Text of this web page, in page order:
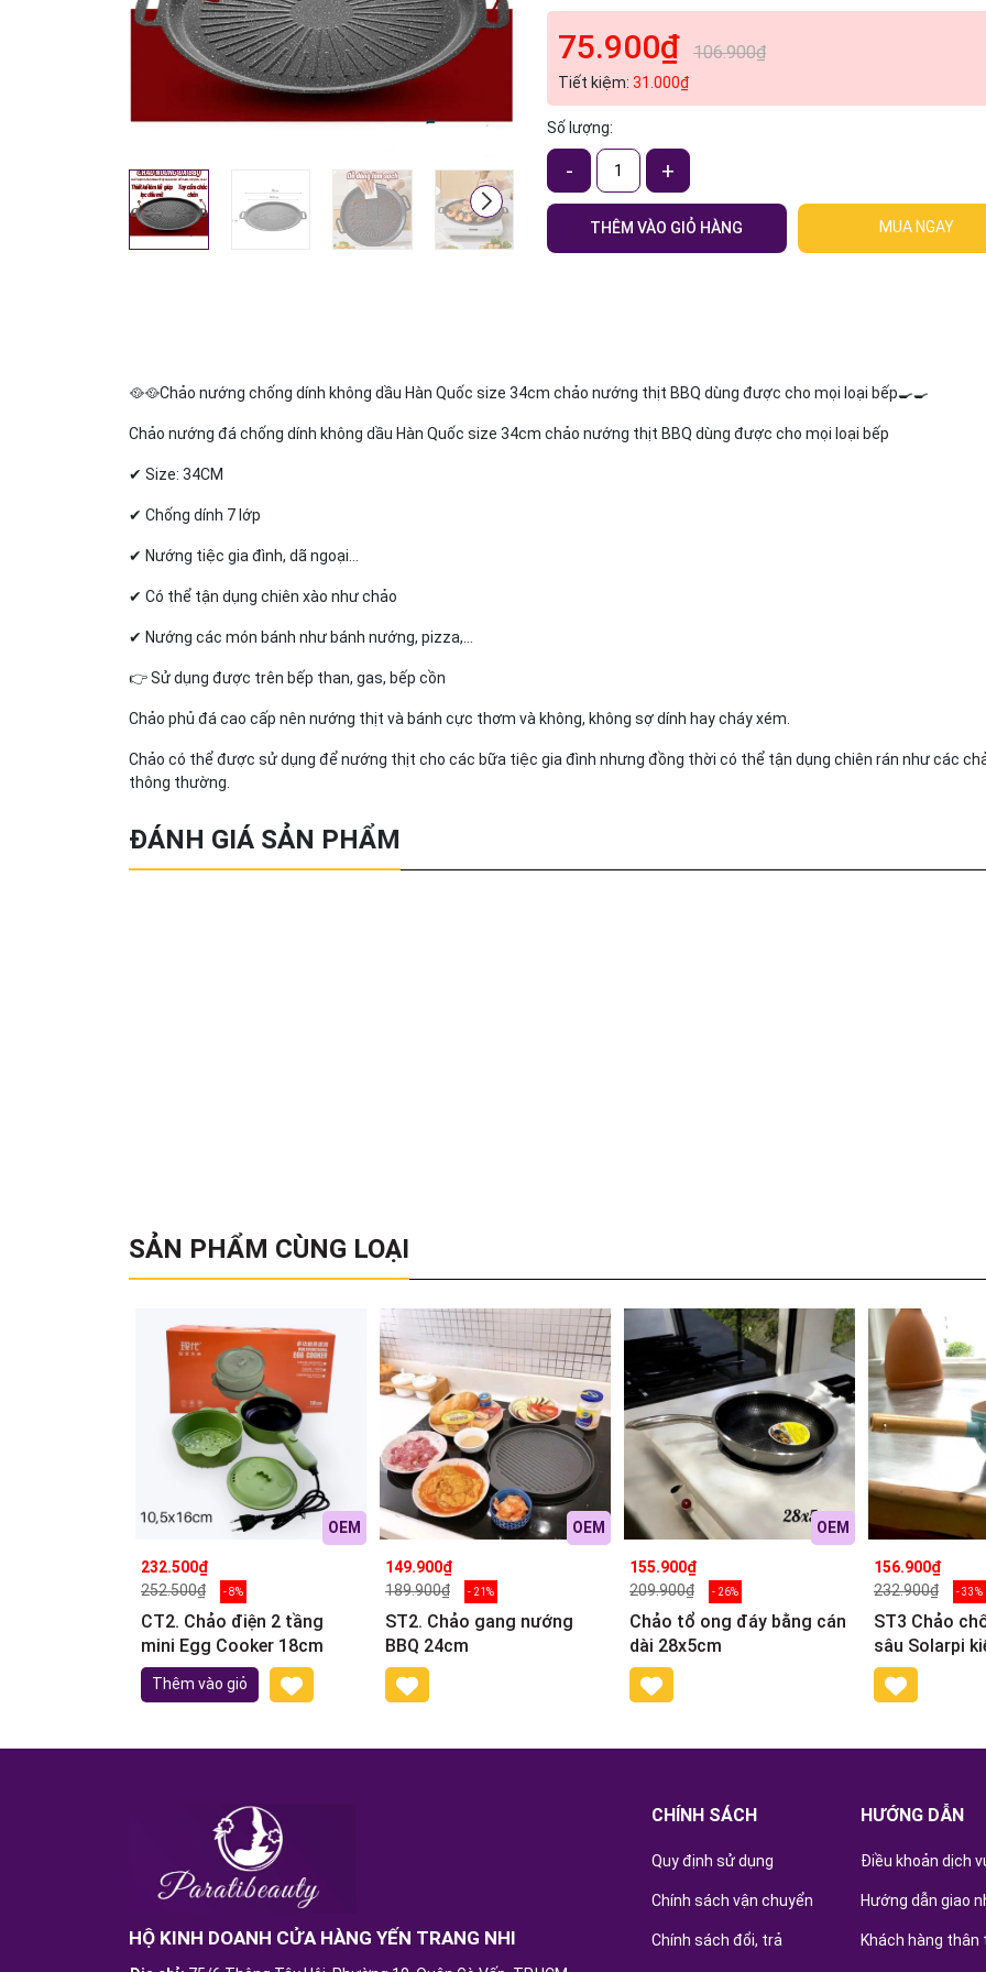
75.900₫ 106.900₫
Tiết kiệm: 31.000₫
Số lượng:
- +
THÊM VÀO GIỎ HÀNG MUA NGAY
🥘🥘Chảo nướng chống dính không dầu Hàn Quốc size 34cm chảo nướng thịt BBQ dùng được cho mọi loại bếp🍳🍳
Chảo nướng đá chống dính không dầu Hàn Quốc size 34cm chảo nướng thịt BBQ dùng được cho mọi loại bếp
✔ Size: 34CM
✔ Chống dính 7 lớp
✔ Nướng tiệc gia đình, dã ngoại...
✔ Có thể tận dụng chiên xào như chảo
✔ Nướng các món bánh như bánh nướng, pizza,...
👉 Sử dụng được trên bếp than, gas, bếp cồn
Chảo phủ đá cao cấp nên nướng thịt và bánh cực thơm và không, không sợ dính hay cháy xém.
Chảo có thể được sử dụng để nướng thịt cho các bữa tiệc gia đình nhưng đồng thời có thể tận dụng chiên rán như các
thông thường.
ĐÁNH GIÁ SẢN PHẨM
SẢN PHẨM CÙNG LOẠI
OEM
232.500₫
252.500₫
- 8%
CT2. Chảo điện 2 tầng
mini Egg Cooker 18cm
Thêm vào giỏ
OEM
149.900₫
189.900₫
- 21%
ST2. Chảo gang nướng
BBQ 24cm
OEM
155.900₫
209.900₫
- 26%
Chảo tổ ong đáy bằng cán
dài 28x5cm
156.900₫
232.900₫
- 33%
ST3 Chảo
sâu Solarpi
18cm
HỘ KINH DOANH CỬA HÀNG YẾN TRANG NHI
CHÍNH SÁCH
Quy định sử dụng
Chính sách vận chuyển
Chính sách đổi, trả
HƯỚNG DẪN
Điều khoản dịch
Hướng dẫn giao
Khách hàng thân